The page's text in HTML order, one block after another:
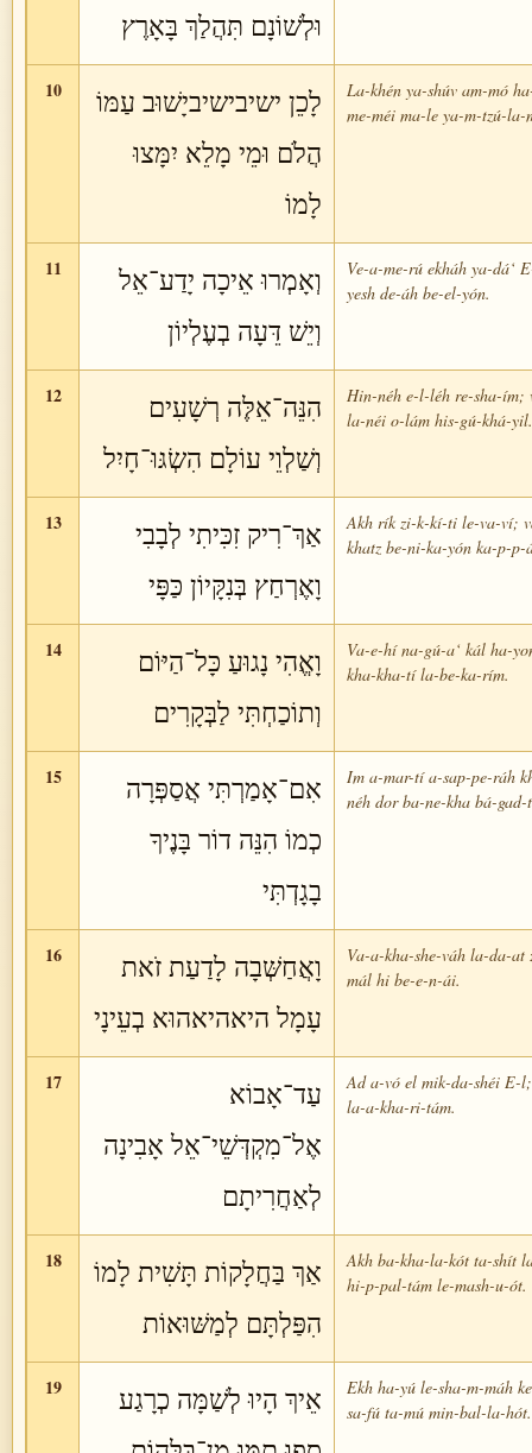
וּלְשׁוֹנָם תִּהֲלַךְ בָּאָרֶץ
10
לָכֵן ישיבישיביָשׁוּב עַמּוֹ
הֲלֹם וּמֵי מָלֵא יִמָּצוּ
לָמוֹ
La-khén ya-shúv am-mó
me-méi ma-le ya-m-tzú-la-
11
וְאָמְרוּ אֵיכָה יָדַע־אֵל
וְיֵשׁ דֵּעָה בְעֶלְיוֹן
Ve-a-me-rú ekháh ya-dá‘
yesh de-áh be-el-yón.
12
הִנֵּה־אֵלֶּה רְשָׁעִים
וְשַׁלְוֵי עוֹלָם הִשְׂגּוּ־חָיִל
Hin-néh e-l-léh re-sha-ím;
la-néi o-lám his-gú-khá-yil.
13
אַךְ־רִיק זִכִּיתִי לְבָבִי
וָאֶרְחַץ בְּנִקָּיוֹן כַּפָּי
Akh rík zi-k-kí-ti le-va-ví;
khatz be-ni-ka-yón ka-p-p-
14
וָאֱהִי נָגוּעַ כָּל־הַיּוֹם
וְתוֹכַחְתִּי לַבְּקָרִים
Va-e-hí na-gú-a‘ kál ha-
kha-kha-tí la-be-ka-rím.
15
אִם־אָמַרְתִּי אֲסַפְּרָה
כְמוֹ הִנֵּה דוֹר בָּנֶיךָ
בָגָדְתִּי
Im a-mar-tí a-sap-pe-ráh
néh dor ba-ne-kha bá-
16
וָאֲחַשְּׁבָה לָדַעַת זֹאת
עָמָל היאהיאהוּא בְעֵינָי
Va-a-kha-she-váh la-da-at
mál hi be-e-n-ái.
17
עַד־אָבוֹא
אֶל־מִקְדְּשֵׁי־אֵל אָבִינָה
לְאַחֲרִיתָם
Ad a-vó el mik-da-shéi E-
la-a-kha-ri-tám.
18
אַךְ בַּחֲלָקוֹת תָּשִׁית לָמוֹ
הִפַּלְתָּם לְמַשּׁוּאוֹת
Akh ba-kha-la-kót ta-shít
hi-p-pal-tám le-mash-u-ót.
19
אֵיךְ הָיוּ לְשַׁמָּה כְרָגַע
Ekh ha-yú le-sha-m-máh
sa-fú ta-mú min-bal-la-hót.